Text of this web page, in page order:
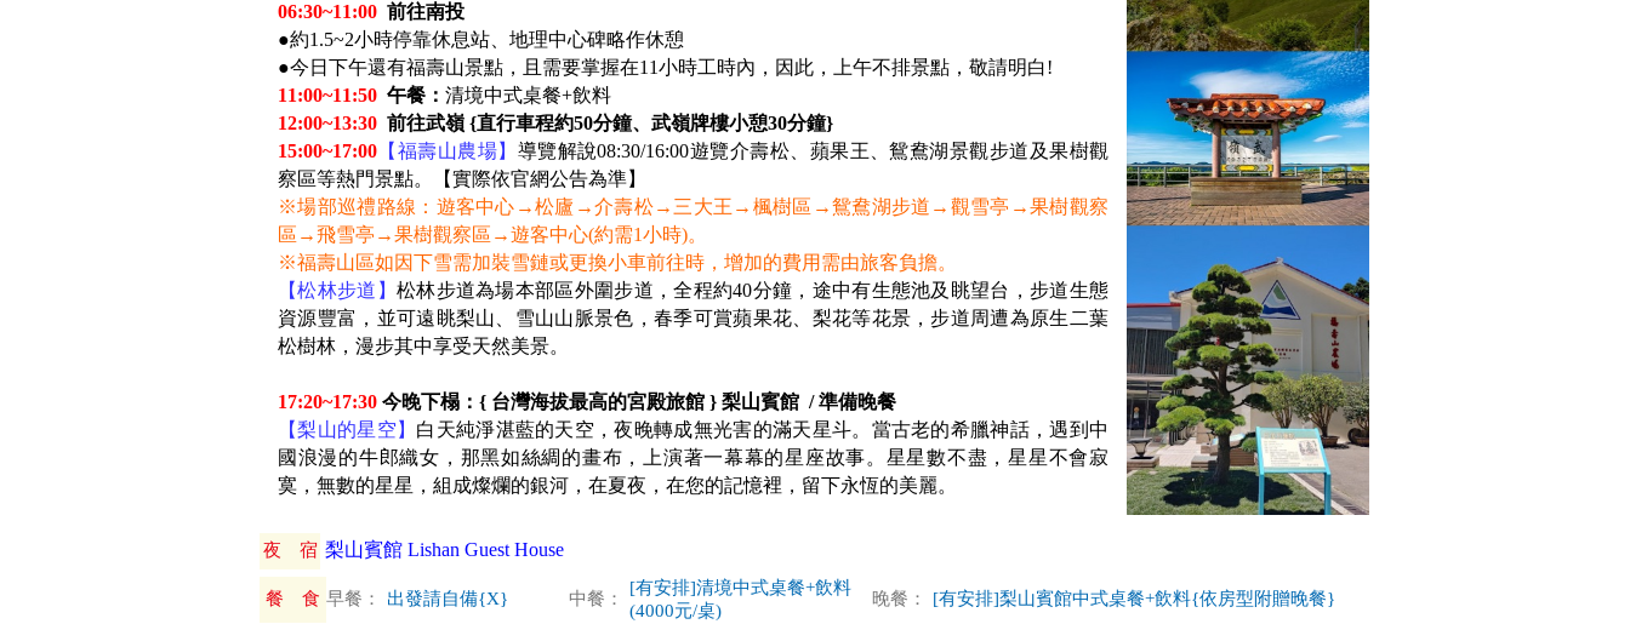
06:30~11:00 前往南投
●約1.5~2小時停靠休息站、地理中心碑略作休憩
●今日下午還有福壽山景點，且需要掌握在11小時工時內，因此，上午不排景點，敬請明白!
11:00~11:50 午餐： 清境中式桌餐+飲料
12:00~13:30 前往武嶺 {直行車程約50分鐘、武嶺牌樓小憩30分鐘}
15:00~17:00 【福壽山農場】 導覽解說08:30/16:00遊覽介壽松、蘋果王、鴛鴦湖景觀步道及果樹觀
察區等熱門景點。【實際依官網公告為準】
※場部巡禮路線：遊客中心→松廬→介壽松→三大王→楓樹區→鴛鴦湖步道→觀雪亭→果樹觀察
區→飛雪亭→果樹觀察區→遊客中心(約需1小時)。
※福壽山區如因下雪需加裝雪鏈或更換小車前往時，增加的費用需由旅客負擔。
【松林步道】 松林步道為場本部區外圍步道，全程約40分鐘，途中有生態池及眺望台，步道生態
資源豐富，並可遠眺梨山、雪山山脈景色，春季可賞蘋果花、梨花等花景，步道周遭為原生二葉
松樹林，漫步其中享受天然美景。
17:20~17:30 今晚下榻：{ 台灣海拔最高的宮殿旅館 } 梨山賓館 / 準備晚餐
【梨山的星空】 白天純淨湛藍的天空，夜晚轉成無光害的滿天星斗。當古老的希臘神話，遇到中
國浪漫的牛郎織女，那黑如絲綢的畫布，上演著一幕幕的星座故事。星星數不盡，星星不會寂
寞，無數的星星，組成燦爛的銀河，在夏夜，在您的記憶裡，留下永恆的美麗。
夜 宿 梨山賓館 Lishan Guest House
餐 食 早餐： 出發請自備{X} 中餐：
[有安排]清境中式桌餐+飲料
(4000元/桌)
晚餐： [有安排]梨山賓館中式桌餐+飲料{依房型附贈晚餐}